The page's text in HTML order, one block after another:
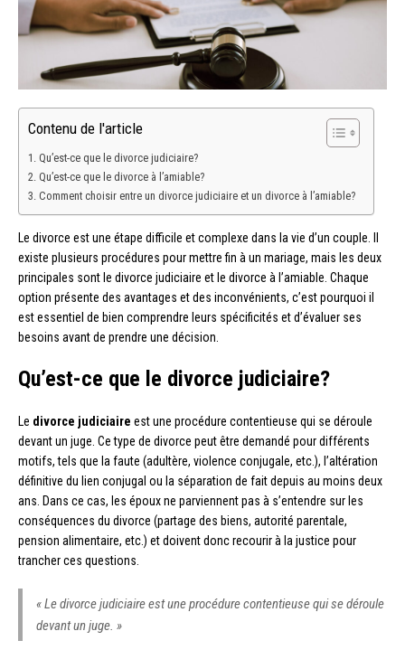
Contenu de l'article
Qu’est-ce que le divorce judiciaire?
Qu’est-ce que le divorce à l’amiable?
Comment choisir entre un divorce judiciaire et un divorce à l’amiable?
Le divorce est une étape difficile et complexe dans la vie d’un couple. Il
existe plusieurs procédures pour mettre fin à un mariage, mais les deux
principales sont le divorce judiciaire et le divorce à l’amiable. Chaque
option présente des avantages et des inconvénients, c’est pourquoi il
est essentiel de bien comprendre leurs spécificités et d’évaluer ses
besoins avant de prendre une décision.
Qu’est-ce que le divorce judiciaire?
Le divorce judiciaire est une procédure contentieuse qui se déroule
devant un juge. Ce type de divorce peut être demandé pour différents
motifs, tels que la faute (adultère, violence conjugale, etc.), l’altération
définitive du lien conjugal ou la séparation de fait depuis au moins deux
ans. Dans ce cas, les époux ne parviennent pas à s’entendre sur les
conséquences du divorce (partage des biens, autorité parentale,
pension alimentaire, etc.) et doivent donc recourir à la justice pour
trancher ces questions.
« Le divorce judiciaire est une procédure contentieuse qui se déroule
devant un juge. »